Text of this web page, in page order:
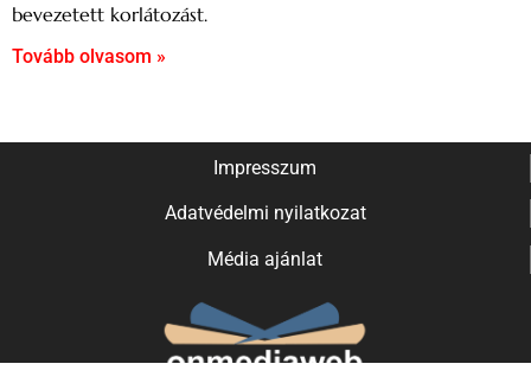
bevezetett korlátozást.
Tovább olvasom »
Impresszum
Adatvédelmi nyilatkozat
Média ajánlat